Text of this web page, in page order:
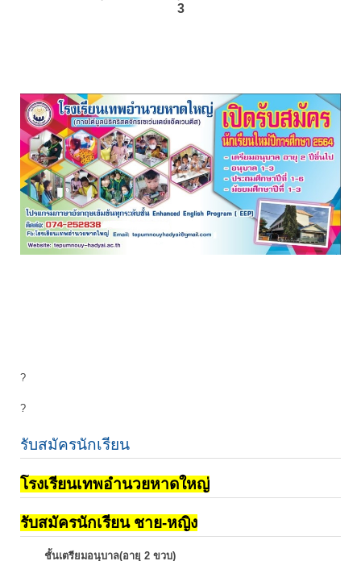
3
?
?
รับสมัครนักเรียน
โรงเรียนเทพอำนวยหาดใหญ่
รับสมัครนักเรียน ชาย-หญิง
ชั้นเตรียมอนุบาล(อายุ 2 ขวบ)